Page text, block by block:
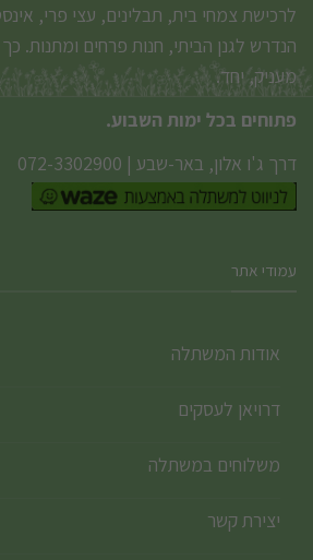
לרכישת צמחי בית, תבלינים, עצי פרי,
הנדרש לגנן הביתי, חנות פרחים ומתנות.
מעניק, יחד.
פתוחים בכל ימות השבוע.
דרך ג'ו אלון, באר-שבע |
072-3302900
עמודי אתר
אודות המשתלה
דרויאן לעסקים
משלוחים במשתלה
יצירת קשר